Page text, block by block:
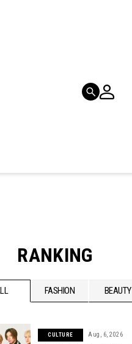
RANKING
FASHION BEAUTY
CULTURE Aug, 6, 2026